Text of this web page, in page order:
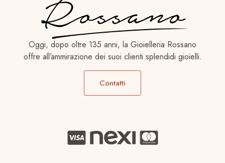
Oggi, dopo oltre 135 anni, la Gioielleria Rossano
offre all’ammirazione dei suoi clienti splendidi gioielli.
Contatti